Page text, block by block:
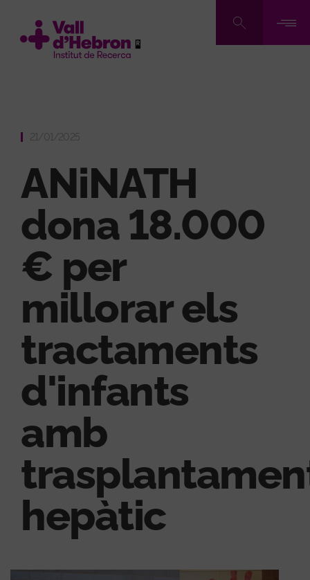
contingut
21/01/2025
ANiNATH
dona 18.000
€ per
millorar els
tractaments
d'infants
amb
hepàtic